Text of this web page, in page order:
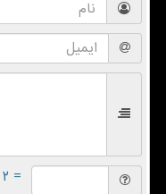
= ۲ بعلاوه ۴